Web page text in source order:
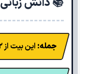
جمله: این بیت از ۲ جمله تشکیل شده است.